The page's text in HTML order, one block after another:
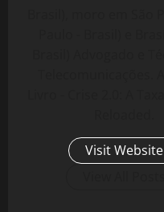
Visit Website